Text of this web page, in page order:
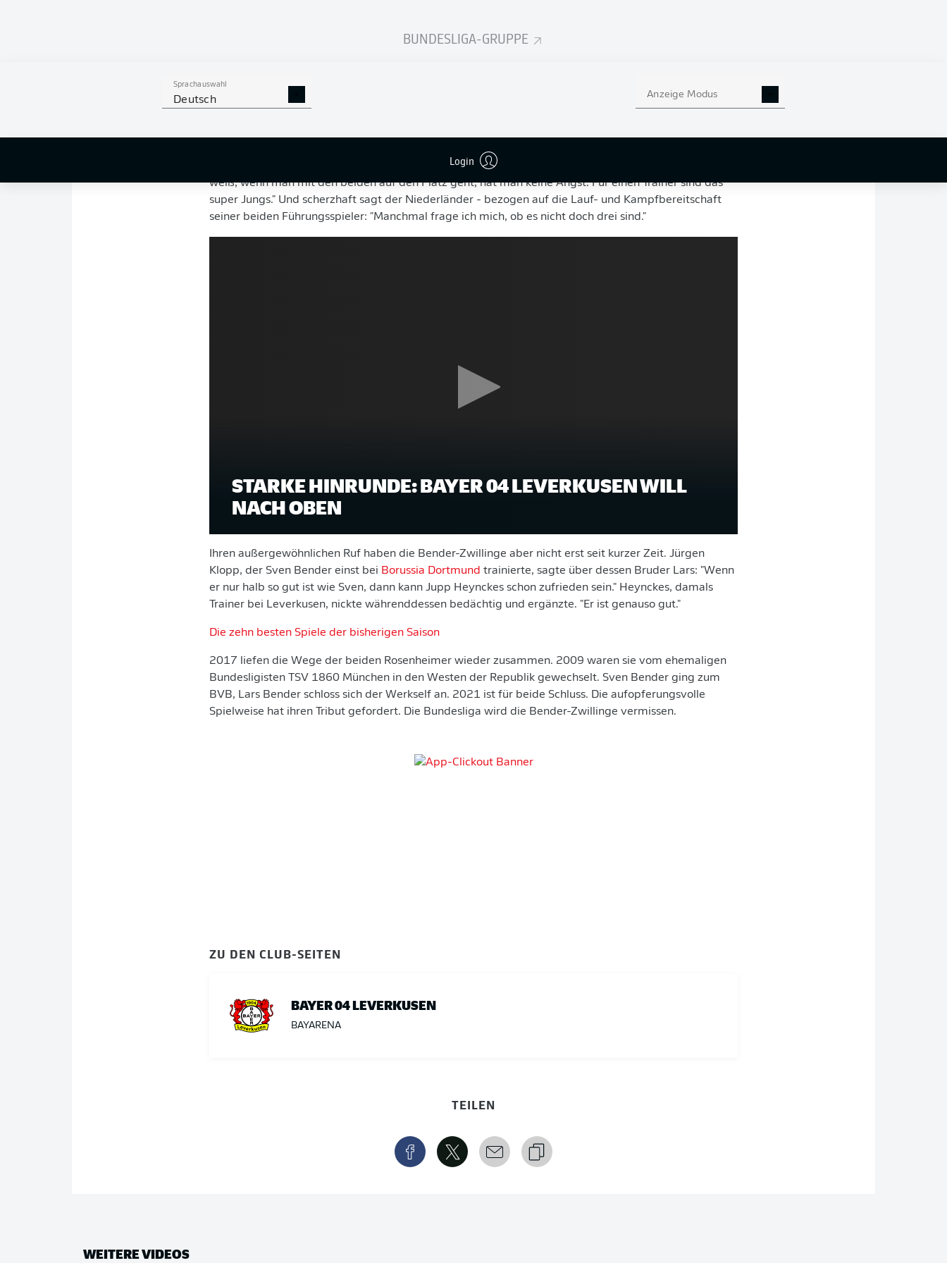
BUNDESLIGA-GRUPPE
Sprachauswahl
Deutsch Anzeige Modus
Login
Sie gelten als echte Anführer und als kompromisslose Kämpfer.Lars
sich die Zwillinge
, die 2009 gemeinsam in die Bundesliga kamen und zwölf Jahre später gemeinsam
Schluss machen.
Beim offiziellen Tippspiel attraktive Preise gewinnen
Für Bayer-Coach Peter Bosz allemal ein Grund, den Stellenwert der beiden hervorzuheben: "Man
weiß, wenn man mit den beiden auf den Platz geht, hat man keine Angst. Für einen Trainer sind das
super Jungs." Und scherzhaft sagt der Niederländer - bezogen auf die Lauf- und Kampfbereitschaft
seiner beiden Führungsspieler: "Manchmal frage ich mich, ob es nicht doch drei sind."
STARKE HINRUNDE: BAYER 04 LEVERKUSEN WILL
NACH OBEN
Ihren außergewöhnlichen Ruf haben die Bender-Zwillinge aber nicht erst seit kurzer Zeit. Jürgen
Klopp, der Sven Bender einst bei Borussia Dortmund trainierte, sagte über dessen Bruder Lars: "Wenn
er nur halb so gut ist wie Sven, dann kann Jupp Heynckes schon zufrieden sein." Heynckes, damals
Trainer bei Leverkusen, nickte währenddessen bedächtig und ergänzte. "Er ist genauso gut."
Die zehn besten Spiele der bisherigen Saison
2017 liefen die Wege der beiden Rosenheimer wieder zusammen. 2009 waren sie vom ehemaligen
Bundesligisten TSV 1860 München in den Westen der Republik gewechselt. Sven Bender ging zum
BVB, Lars Bender schloss sich der Werkself an. 2021 ist für beide Schluss. Die aufopferungsvolle
Spielweise hat ihren Tribut gefordert. Die Bundesliga wird die Bender-Zwillinge vermissen.
ZU DEN CLUB-SEITEN
BAYER 04 LEVERKUSEN
BAYARENA
TEILEN
WEITERE VIDEOS